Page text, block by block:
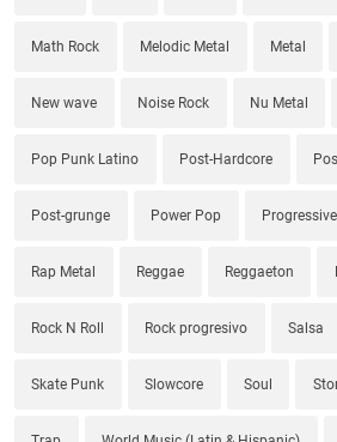
Math Rock Melodic Metal Metal
New wave Noise Rock Nu Metal
Pop Punk Latino Post-Hardcore
Post-grunge Power Pop
Rap Metal Reggae Reggaeton
Rock N Roll Rock progresivo Salsa
Skate Punk Slowcore Soul